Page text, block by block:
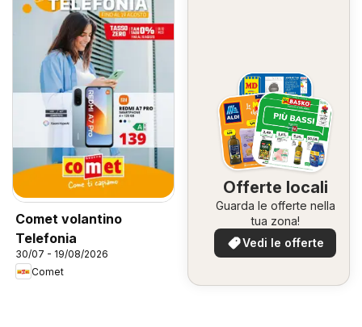
Comet volantino
Telefonia
30/07 - 19/08/2026
Comet
Offerte locali
Guarda le offerte nella
tua zona!
Vedi le offerte